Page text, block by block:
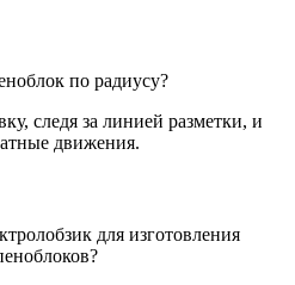
по радиусу?
следя за линией разметки, и
движения.
для изготовления